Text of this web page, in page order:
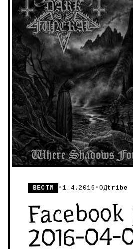
ВЕСТИ • 1.4.2016 •ОДtribe
2016-04-